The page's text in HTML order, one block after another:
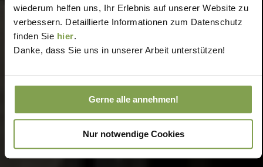
wiederum helfen uns, Ihr Erlebnis auf unserer Website zu
verbessern. Detaillierte Informationen zum Datenschutz
finden Sie hier.
Danke, dass Sie uns in unserer Arbeit unterstützen!
Gerne alle annehmen!
Nur notwendige Cookies